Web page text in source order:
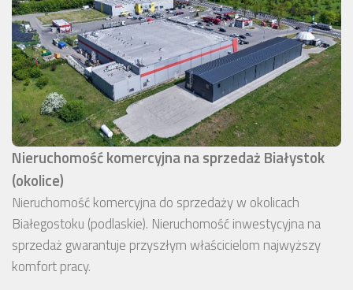
Nieruchomość komercyjna na sprzedaż Białystok
(okolice)
Nieruchomość komercyjna do sprzedaży w okolicach
Białegostoku (podlaskie). Nieruchomość inwestycyjna na
sprzedaż gwarantuje przyszłym właścicielom najwyższy
komfort pracy.